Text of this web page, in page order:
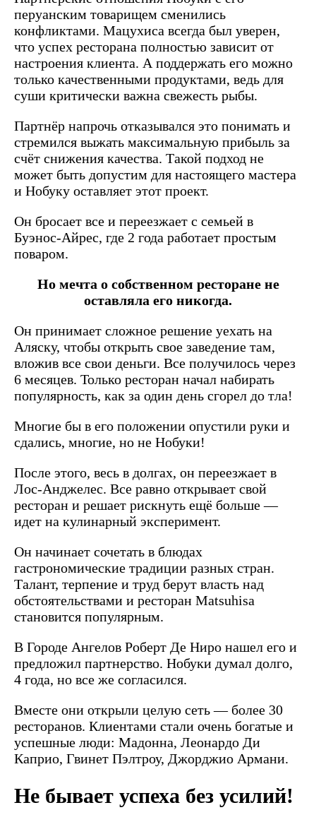
перуанским товарищем сменились
конфликтами. Мацухиса всегда был уверен,
что успех ресторана полностью зависит от
настроения клиента. А поддержать его можно
только качественными продуктами, ведь для
суши критически важна свежесть рыбы.
Партнёр напрочь отказывался это понимать и
стремился выжать максимальную прибыль за
счёт снижения качества. Такой подход не
может быть допустим для настоящего мастера
и Нобуку оставляет этот проект.
Он бросает все и переезжает с семьей в
Буэнос-Айрес, где 2 года работает простым
поваром.
Но мечта о собственном ресторане не
оставляла его никогда.
Он принимает сложное решение уехать на
Аляску, чтобы открыть свое заведение там,
вложив все свои деньги. Все получилось через
6 месяцев. Только ресторан начал набирать
популярность, как за один день сгорел до тла!
Многие бы в его положении опустили руки и
сдались, многие, но не Нобуки!
После этого, весь в долгах, он переезжает в
Лос-Анджелес. Все равно открывает свой
ресторан и решает рискнуть ещё больше —
идет на кулинарный эксперимент.
Он начинает сочетать в блюдах
гастрономические традиции разных стран.
Талант, терпение и труд берут власть над
обстоятельствами и ресторан Matsuhisa
становится популярным.
В Городе Ангелов Роберт Де Ниро нашел его и
предложил партнерство. Нобуки думал долго,
4 года, но все же согласился.
Вместе они открыли целую сеть — более 30
ресторанов. Клиентами стали очень богатые и
успешные люди: Мадонна, Леонардо Ди
Каприо, Гвинет Пэлтроу, Джорджио Армани.
Не бывает успеха без усилий!